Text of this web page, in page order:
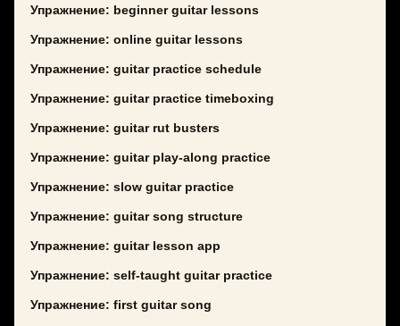
Упражнение: beginner guitar lessons
Упражнение: online guitar lessons
Упражнение: guitar practice schedule
Упражнение: guitar practice timeboxing
Упражнение: guitar rut busters
Упражнение: guitar play-along practice
Упражнение: slow guitar practice
Упражнение: guitar song structure
Упражнение: guitar lesson app
Упражнение: self-taught guitar practice
Упражнение: first guitar song